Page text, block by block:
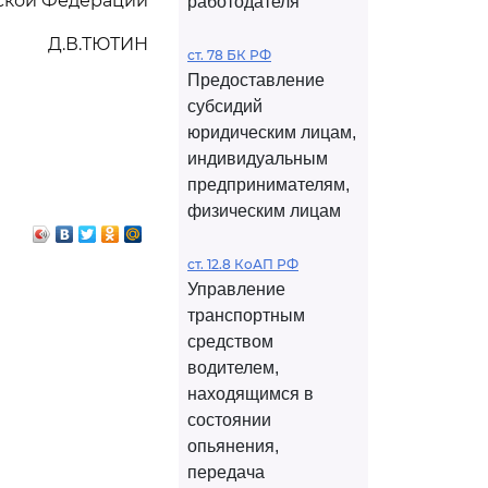
Д.В.ТЮТИН
ст. 78 БК РФ
Предоставление
субсидий
юридическим лицам,
индивидуальным
предпринимателям,
физическим лицам
ст. 12.8 КоАП РФ
Управление
транспортным
средством
водителем,
находящимся в
состоянии
опьянения,
передача